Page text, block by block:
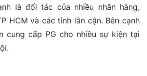
là đối tác của nhiều nhãn hàng,
HCM và các tỉnh lân cận. Bên cạnh
cung cấp PG cho nhiều sự kiện tại